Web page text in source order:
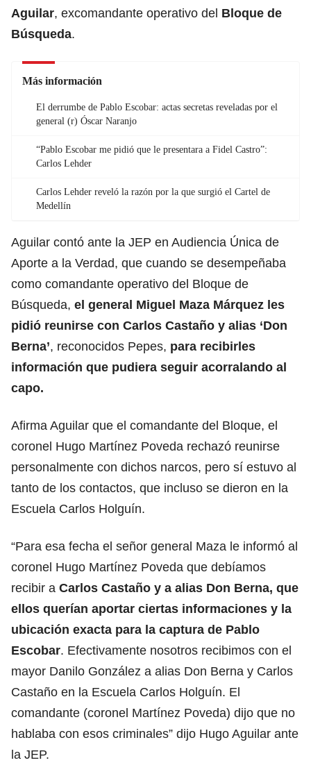
Aguilar, excomandante operativo del Bloque de
Búsqueda.
Más información
El derrumbe de Pablo Escobar: actas secretas reveladas por el
general (r) Óscar Naranjo
“Pablo Escobar me pidió que le presentara a Fidel Castro”:
Carlos Lehder
Carlos Lehder reveló la razón por la que surgió el Cartel de
Medellín
Aguilar contó ante la JEP en Audiencia Única de
Aporte a la Verdad, que cuando se desempeñaba
como comandante operativo del Bloque de
Búsqueda, el general Miguel Maza Márquez les
pidió reunirse con Carlos Castaño y alias ‘Don
Berna’, reconocidos Pepes, para recibirles
información que pudiera seguir acorralando al
capo.
Afirma Aguilar que el comandante del Bloque, el
coronel Hugo Martínez Poveda rechazó reunirse
personalmente con dichos narcos, pero sí estuvo al
tanto de los contactos, que incluso se dieron en la
Escuela Carlos Holguín.
“Para esa fecha el señor general Maza le informó al
coronel Hugo Martínez Poveda que debíamos
recibir a Carlos Castaño y a alias Don Berna, que
ellos querían aportar ciertas informaciones y la
ubicación exacta para la captura de Pablo
Escobar. Efectivamente nosotros recibimos con el
mayor Danilo González a alias Don Berna y Carlos
Castaño en la Escuela Carlos Holguín. El
comandante (coronel Martínez Poveda) dijo que no
hablaba con esos criminales” dijo Hugo Aguilar ante
la JEP.